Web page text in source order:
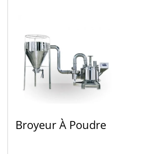
Broyeur À Poudre